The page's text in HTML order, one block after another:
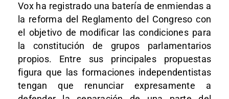
Vox ha registrado una batería de enmiendas a
la reforma del Reglamento del Congreso con
el objetivo de modificar las condiciones para
la constitución de grupos parlamentarios
propios. Entre sus principales propuestas
figura que las formaciones independentistas
tengan que renunciar expresamente a